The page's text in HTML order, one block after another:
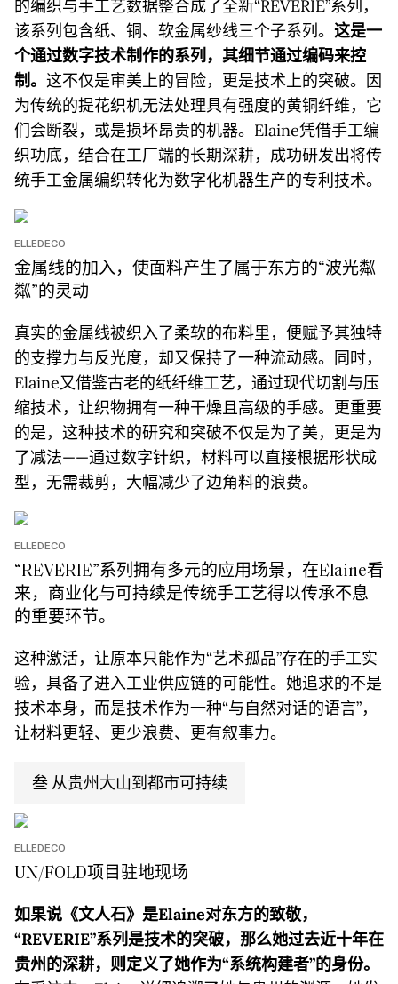
的编织与手工艺数据整合成了全新“REVERIE”系列，
该系列包含纸、铜、软金属纱线三个子系列。 这是一
个通过数字技术制作的系列，其细节通过编码来控
制。 这不仅是审美上的冒险，更是技术上的突破。因
为传统的提花织机无法处理具有强度的黄铜纤维，它
们会断裂，或是损坏昂贵的机器。Elaine凭借手工编
织功底，结合在工厂端的长期深耕，成功研发出将传
统手工金属编织转化为数字化机器生产的专利技术。
ELLEDECO
金属线的加入，使面料产生了属于东方的“波光粼
粼”的灵动
真实的金属线被织入了柔软的布料里，便赋予其独特
的支撑力与反光度，却又保持了一种流动感。同时，
Elaine又借鉴古老的纸纤维工艺，通过现代切割与压
缩技术，让织物拥有一种干燥且高级的手感。更重要
的是，这种技术的研究和突破不仅是为了美，更是为
了减法——通过数字针织，材料可以直接根据形状成
型，无需裁剪，大幅减少了边角料的浪费。
ELLEDECO
“REVERIE”系列拥有多元的应用场景，在Elaine看
来，商业化与可持续是传统手工艺得以传承不息
的重要环节。
这种激活，让原本只能作为“艺术孤品”存在的手工实
验，具备了进入工业供应链的可能性。她追求的不是
技术本身，而是技术作为一种“与自然对话的语言”，
让材料更轻、更少浪费、更有叙事力。
叁 从贵州大山到都市可持续
ELLEDECO
UN/FOLD项目驻地现场
如果说《文人石》是Elaine对东方的致敬，
“REVERIE”系列是技术的突破，那么她过去近十年在
贵州的深耕，则定义了她作为“系统构建者”的身份。